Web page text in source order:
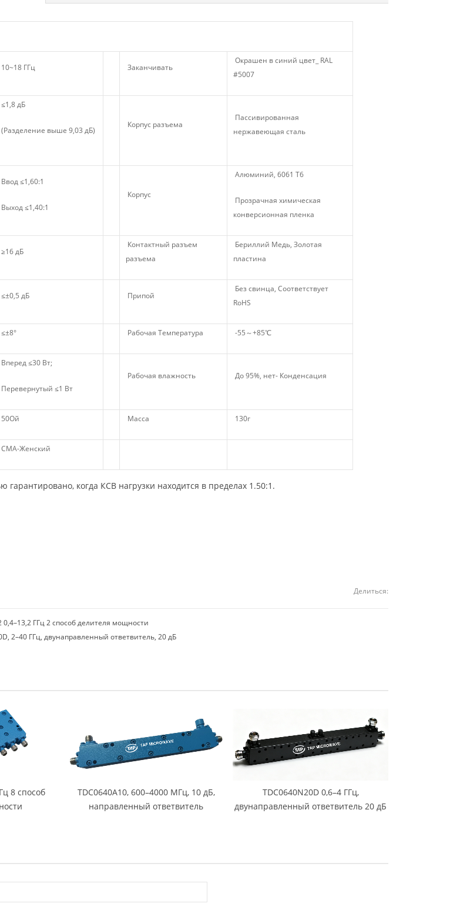
10~18 ГГц Заканчивать
Окрашен в синий цвет_ RAL
#5007
≤1,8 дБ
(Разделение выше 9,03 дБ)
Корпус разъема
Пассивированная
нержавеющая сталь
Ввод ≤1,60:1
Выход ≤1,40:1
Корпус
Алюминий, 6061 Т6
Прозрачная химическая
конверсионная пленка
≥16 дБ
Контактный разъем
разъема
Бериллий Медь, Золотая
пластина
≤±0,5 дБ Припой
Без свинца, Соответствует
RoHS
≤±8° Рабочая Температура -55～+85℃
Вперед ≤30 Вт;
Перевернутый ≤1 Вт
Рабочая влажность До 95%, нет- Конденсация
50Ой Масса 130г
СМА-Женский
когда КСВ нагрузки находится в пределах 1.50:1.
Делиться:
0,4–13,2 ГГц 2 способ делителя мощности
2–40 ГГц, двунаправленный ответвитель, 20 дБ
8 способ
TDC0640A10, 600–4000 МГц, 10 дБ,
направленный ответвитель
TDC0640N20D 0,6–4 ГГц,
двунаправленный ответвитель 20 дБ